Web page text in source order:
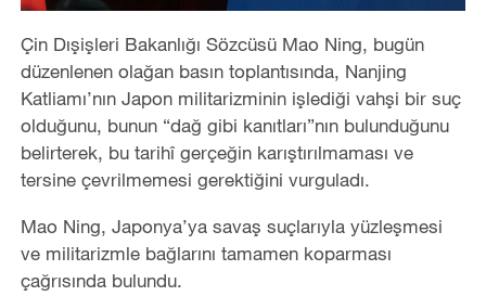
Çin Dışişleri Bakanlığı Sözcüsü Mao Ning, bugün
düzenlenen olağan basın toplantısında, Nanjing
Katliamı’nın Japon militarizminin işlediği vahşi bir suç
olduğunu, bunun “dağ gibi kanıtları”nın bulunduğunu
belirterek, bu tarihî gerçeğin karıştırılmaması ve
tersine çevrilmemesi gerektiğini vurguladı.
Mao Ning, Japonya’ya savaş suçlarıyla yüzleşmesi
ve militarizmle bağlarını tamamen koparması
çağrısında bulundu.